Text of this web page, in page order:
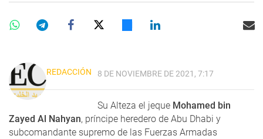
REDACCIÓN 8 DE NOVIEMBRE DE 2021, 7:17
Su Alteza el jeque Mohamed bin
Zayed Al Nahyan, príncipe heredero de Abu Dhabi y
subcomandante supremo de las Fuerzas Armadas